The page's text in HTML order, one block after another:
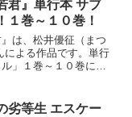
君』単行本 サブ
１巻～１０巻！
』は、松井優征（まつ
による作品です。単行
」１巻～１０巻につ
劣等生 エスケー